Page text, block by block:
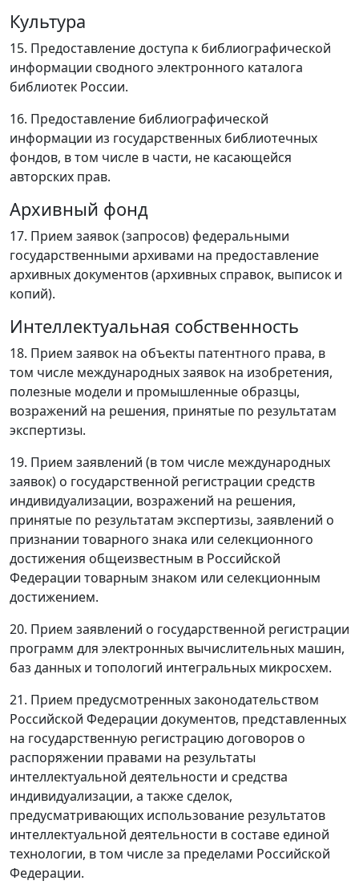
Культура
15. Предоставление доступа к библиографической
информации сводного электронного каталога
библиотек России.
16. Предоставление библиографической
информации из государственных библиотечных
фондов, в том числе в части, не касающейся
авторских прав.
Архивный фонд
17. Прием заявок (запросов) федеральными
государственными архивами на предоставление
архивных документов (архивных справок, выписок и
копий).
Интеллектуальная собственность
18. Прием заявок на объекты патентного права, в
том числе международных заявок на изобретения,
полезные модели и промышленные образцы,
возражений на решения, принятые по результатам
экспертизы.
19. Прием заявлений (в том числе международных
заявок) о государственной регистрации средств
индивидуализации, возражений на решения,
принятые по результатам экспертизы, заявлений о
признании товарного знака или селекционного
достижения общеизвестным в Российской
Федерации товарным знаком или селекционным
достижением.
20. Прием заявлений о государственной регистрации
программ для электронных вычислительных машин,
баз данных и топологий интегральных микросхем.
21. Прием предусмотренных законодательством
Российской Федерации документов, представленных
на государственную регистрацию договоров о
распоряжении правами на результаты
интеллектуальной деятельности и средства
индивидуализации, а также сделок,
предусматривающих использование результатов
интеллектуальной деятельности в составе единой
технологии, в том числе за пределами Российской
Федерации.